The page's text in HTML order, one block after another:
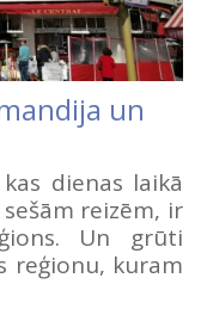
un
dienas laikā
reizēm, ir
Un grūti
reģionu, kuram